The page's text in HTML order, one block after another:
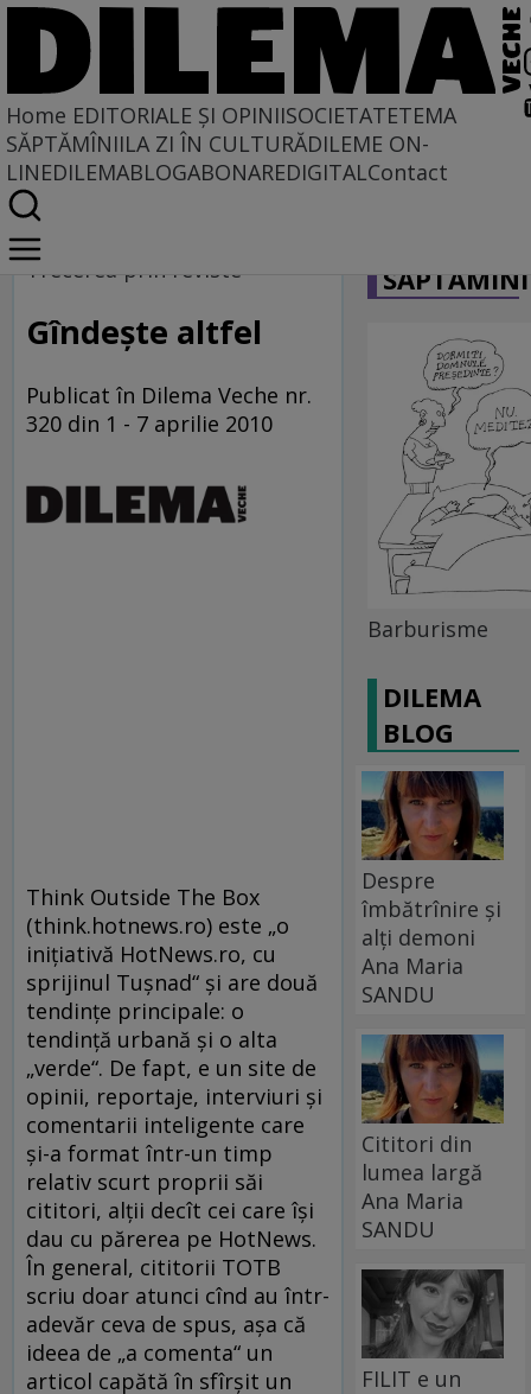
Home EDITORIALE ȘI OPINIISOCIETATETEMA
SĂPTĂMÎNIILA ZI ÎN CULTURĂDILEME ON-
LINEDILEMABLOGABONAREDIGITALContact
Home
La centru şi la margine
Trecerea prin reviste
Gîndeşte altfel
Publicat în Dilema Veche nr.
320 din 1 - 7 aprilie 2010
Think Outside The Box
(think.hotnews.ro) este „o
iniţiativă HotNews.ro, cu
sprijinul Tuşnad“ şi are două
tendinţe principale: o
tendinţă urbană şi o alta
„verde“. De fapt, e un site de
opinii, reportaje, interviuri şi
comentarii inteligente care
şi-a format într-un timp
relativ scurt proprii săi
cititori, alţii decît cei care îşi
dau cu părerea pe HotNews.
În general, cititorii TOTB
scriu doar atunci cînd au într-
adevăr ceva de spus, aşa că
ideea de „a comenta“ un
articol capătă în sfîrşit un
Barburisme
DILEMA
BLOG
Despre
îmbătrînire și
alți demoni
Ana Maria
SANDU
Cititori din
lumea largă
Ana Maria
SANDU
FILIT e un